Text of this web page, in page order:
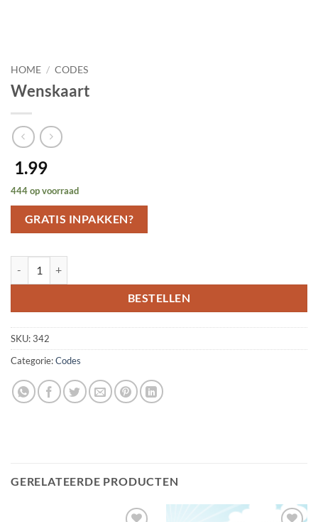
HOME / CODES
Wenskaart
1.99
444 op voorraad
GRATIS INPAKKEN?
BESTELLEN
SKU:342
Categorie:Codes
GERELATEERDE PRODUCTEN